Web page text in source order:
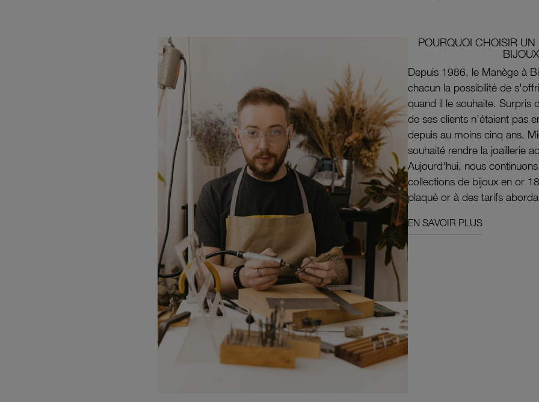
POURQUOI CHOISIR
Depuis 1986, le Manège à
chacun la possibilité de
quand il le souhaite. Surpris
de ses clients n’étaient pas
depuis au moins cinq ans,
souhaité rendre la joaillerie
Aujourd'hui, nous
collections de bijoux en or
plaqué or à des tarifs
EN SAVOIR PLUS